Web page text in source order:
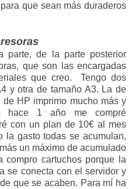
que sean más duraderos
parte, de la parte posterior
que son las encargadas
que creo. Tengo dos
y otra de tamaño A3. La de
de HP imprimo mucho más y
hace 1 año me compré
con un plan de 10€ al mes
la gasto todas se acumulan,
un máximo de acumulado
cartuchos porque la
se conecta con el servidor y
que se acaben. Para mí ha